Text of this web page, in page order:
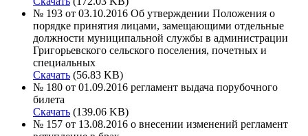
№ 193 от 03.10.2016 Об утверждении Положения о
порядке принятия лицами, замещающими отдельные
должности муниципальной службы в администрации
Григорьевского сельского поселения, почетных и
специальных
Скачать (56.83 KB)
№ 180 от 01.09.2016 регламент выдача порубочного
билета
Скачать (139.06 KB)
№ 157 от 13.08.2016 о внесении изменений регламент